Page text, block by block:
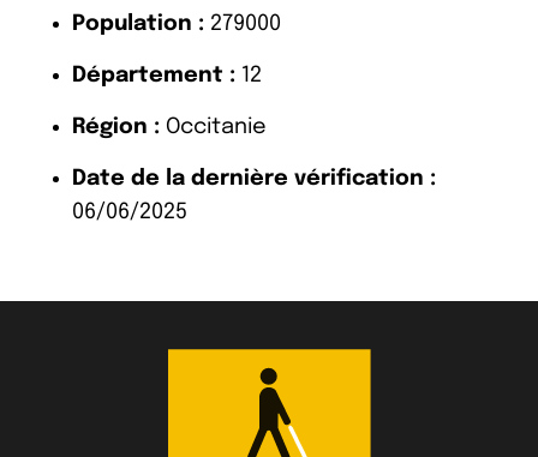
Population : 279000
Département : 12
Région : Occitanie
Date de la dernière vérification :
06/06/2025